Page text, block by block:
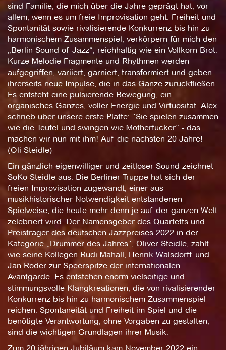
sind Familie, die mich über die Jahre geprägt hat, vor
allem, wenn es um freie Improvisation geht. Freiheit und
Spontanität sowie rivalisierende Konkurrenz bis hin zu
harmonischem Zusammenspiel, verkörpern für mich den
„Berlin-Sound of Jazz“, reichhaltig wie ein Vollkorn-Brot.
Kurze Melodie-Fragmente und Rhythmen werden
aufgegriffen, variiert, garniert, transformiert und geben
ihrerseits neue Impulse, die in das Ganze zurückfließen.
Es entsteht eine pulsierende Bewegung, ein
organisches Ganzes, voller Energie und Virtuosität. Alex
schrieb über unsere erste Platte: “Sie spielen zusammen
wie die Teufel und swingen wie Motherfucker” - das
machen wir nun mit ihm! Auf die nächsten 20 Jahre!
(Oli Steidle)
Ein gänzlich eigenwilliger und zeitloser Sound zeichnet
SoKo Steidle aus. Die Berliner Truppe hat sich der
freien Improvisation zugewandt, einer aus
musikhistorischer Notwendigkeit entstandenen
Spielweise, die heute mehr denn je auf der ganzen Welt
zelebriert wird. Der Namensgeber des Quartetts und
Preisträger des deutschen Jazzpreises 2022 in der
Kategorie „Drummer des Jahres“, Oliver Steidle, zählt
wie seine Kollegen Rudi Mahall, Henrik Walsdorff und
Jan Roder zur Speerspitze der internationalen
Avantgarde. Es entstehen enorm vielseitige und
stimmungsvolle Klangkreationen, die von rivalisierender
Konkurrenz bis hin zu harmonischem Zusammenspiel
reichen. Spontaneität und Freiheit im Spiel und die
benötigte Verantwortung, ohne Vorgaben zu gestalten,
sind die wichtigen Grundlagen ihrer Musik.
Zum 20-jährigen Jubiläum kam November 2022 ein